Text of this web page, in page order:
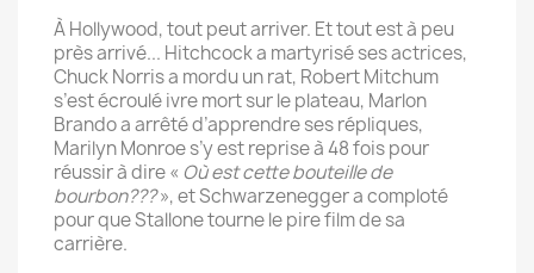
À Hollywood, tout peut arriver. Et tout est à peu
près arrivé... Hitchcock a martyrisé ses actrices,
Chuck Norris a mordu un rat, Robert Mitchum
s’est écroulé ivre mort sur le plateau, Marlon
Brando a arrêté d’apprendre ses répliques,
Marilyn Monroe s’y est reprise à 48 fois pour
réussir à dire « Où est cette bouteille de
bourbon???», et Schwarzenegger a comploté
pour que Stallone tourne le pire film de sa
carrière.